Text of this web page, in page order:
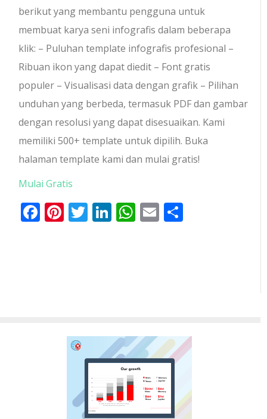
berikut yang membantu pengguna untuk
membuat karya seni infografis dalam beberapa
klik: – Puluhan template infografis profesional –
Ribuan ikon yang dapat diedit – Font gratis
populer – Visualisasi data dengan grafik – Pilihan
unduhan yang berbeda, termasuk PDF dan gambar
dengan resolusi yang dapat disesuaikan. Kami
memiliki 500+ template untuk dipilih. Buka
halaman template kami dan mulai gratis!
Mulai Gratis
Facebook
Pinterest
Twitter
LinkedIn
WhatsApp
Email